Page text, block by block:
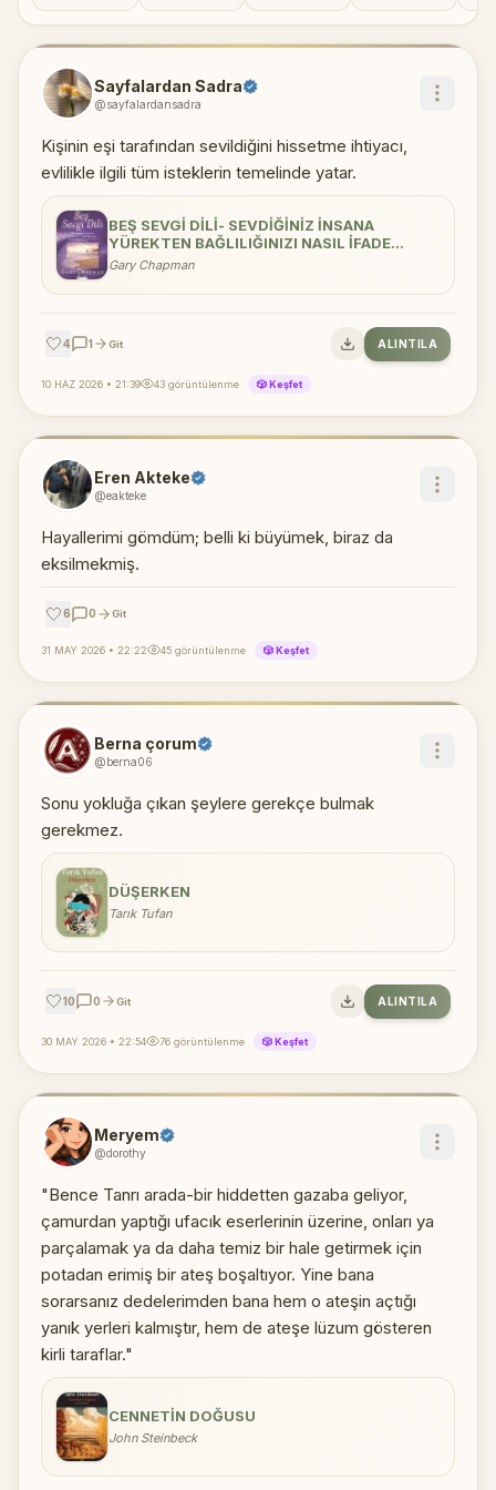
Sayfalardan Sadra
@sayfalardansadra
Kişinin eşi tarafından sevildiğini hissetme ihtiyacı,
evlilikle ilgili tüm isteklerin temelinde yatar.
BEŞ SEVGI DILI- SEVDIĞINIZ İNSANA
YÜREKTEN BAĞLILIĞINIZI NASIL İFADE
EDERSINIZ
Gary Chapman
🤍4 1 Git ALINTILA
10 HAZ 2026 • 21:39 43 görüntülenme 🎲 Keşfet
Eren Akteke
@eakteke
Hayallerimi gömdüm; belli ki büyümek, biraz da
eksilmekmiş.
🤍6 0 Git
31 MAY 2026 • 22:22 45 görüntülenme 🎲 Keşfet
Berna çorum
@berna06
Sonu yokluğa çıkan şeylere gerekçe bulmak
gerekmez.
DÜŞERKEN
Tarık Tufan
🤍10 0 Git ALINTILA
30 MAY 2026 • 22:54 76 görüntülenme 🎲 Keşfet
Meryem
@dorothy
"Bence Tanrı arada-bir hiddetten gazaba geliyor,
çamurdan yaptığı ufacık eserlerinin üzerine, onları ya
parçalamak ya da daha temiz bir hale getirmek için
potadan erimiş bir ateş boşaltıyor. Yine bana
sorarsanız dedelerimden bana hem o ateşin açtığı
yanık yerleri kalmıştır, hem de ateşe lüzum gösteren
kirli taraflar."
CENNETIN DOĞUSU
John Steinbeck